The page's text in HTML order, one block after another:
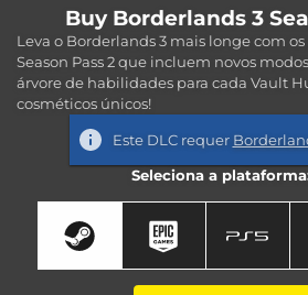
Buy Borderlands 3
Leva o Borderlands 3 mais longe com
Season Pass 2 que incluem novos
árvore de habilidades para cada Vault
cosméticos únicos!
Este DLC requer
Seleciona a